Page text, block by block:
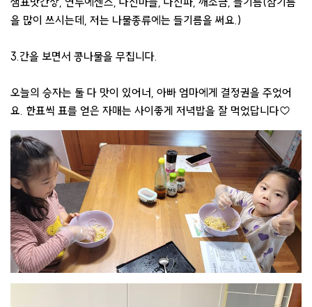
을 많이 쓰시는데, 저는 나물종류에는 들기름을 써요.)
3.간을 보면서 콩나물을 무칩니다.
오늘의 승자는 둘 다 맛이 있어너, 아빠 엄마에게 결정권을 주었어
요. 한표씩 표를 얻은 자매는 사이좋게 저녁밥을 잘 먹었답니다♡